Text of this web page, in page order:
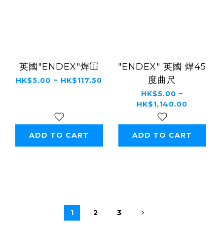
英國"ENDEX"焊冚
HK$5.00 ~ HK$117.50
ADD TO CART
"ENDEX" 英國 焊45
度曲尺
HK$5.00 ~
HK$1,140.00
ADD TO CART
1 2 3